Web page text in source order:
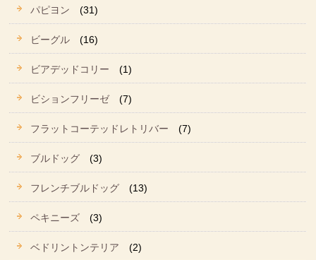
パピヨン (31)
ビーグル (16)
ビアデッドコリー (1)
ビションフリーゼ (7)
フラットコーテッドレトリバー (7)
ブルドッグ (3)
フレンチブルドッグ (13)
ペキニーズ (3)
ベドリントンテリア (2)